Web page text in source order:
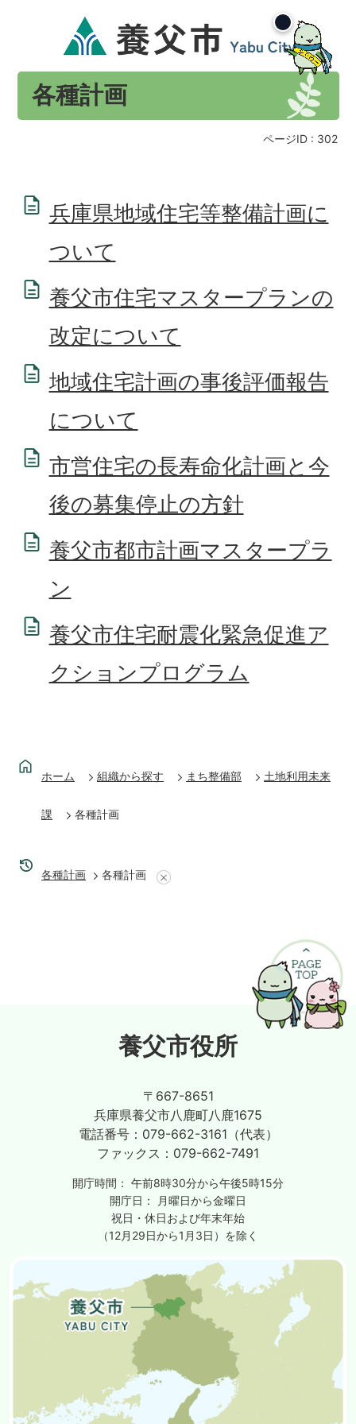
各種計画
ページID : 302
兵庫県地域住宅等整備計画に
ついて
養父市住宅マスタープランの
改定について
地域住宅計画の事後評価報告
について
市営住宅の長寿命化計画と今
後の募集停止の方針
養父市都市計画マスタープラ
ン
養父市住宅耐震化緊急促進ア
クションプログラム
ホーム 組織から探す まち整備部 土地利用未来
課 各種計画
各種計画 各種計画
養父市役所
〒667-8651
兵庫県養父市八鹿町八鹿1675
電話番号： 079-662-3161（代表）
ファックス： 079-662-7491
開庁時間： 午前8時30分から午後5時15分
開庁日：
月曜日から金曜日
祝日・休日および年末年始
（12月29日から1月3日）を除く